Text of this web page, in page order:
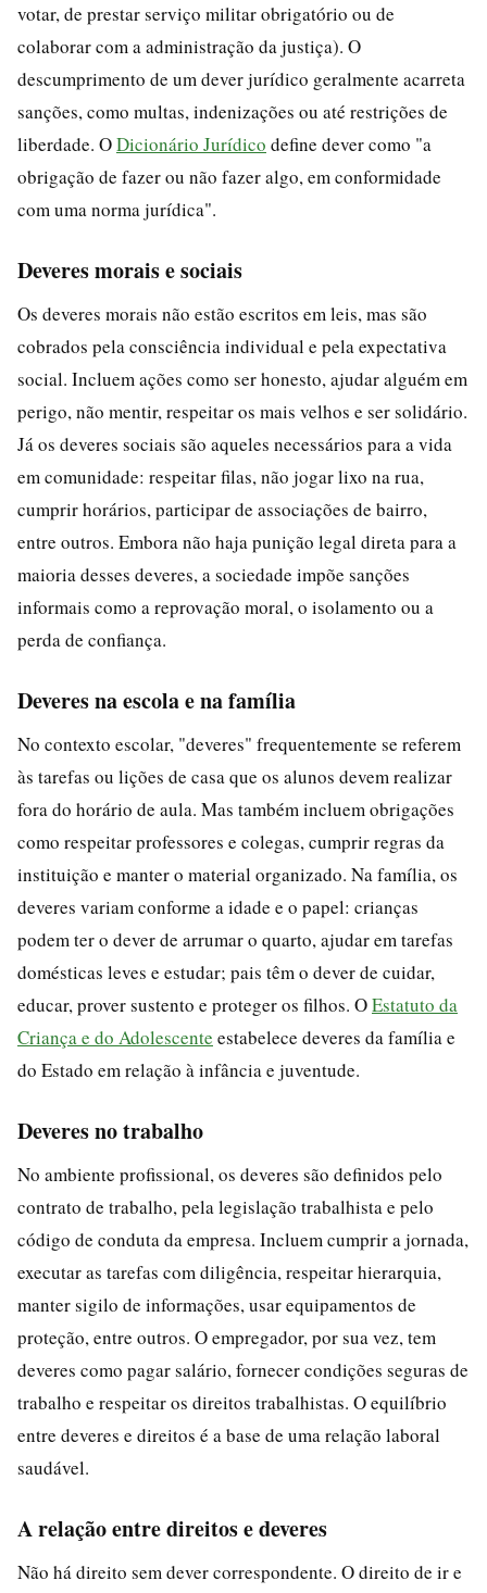
votar, de prestar serviço militar obrigatório ou de
colaborar com a administração da justiça). O
descumprimento de um dever jurídico geralmente acarreta
sanções, como multas, indenizações ou até restrições de
liberdade. ODicionário Jurídico define dever como "a
obrigação de fazer ou não fazer algo, em conformidade
com uma norma jurídica".
Deveres morais e sociais
Os deveres morais não estão escritos em leis, mas são
cobrados pela consciência individual e pela expectativa
social. Incluem ações como ser honesto, ajudar alguém em
perigo, não mentir, respeitar os mais velhos e ser solidário.
Já os deveres sociais são aqueles necessários para a vida
em comunidade: respeitar filas, não jogar lixo na rua,
cumprir horários, participar de associações de bairro,
entre outros. Embora não haja punição legal direta para a
maioria desses deveres, a sociedade impõe sanções
informais como a reprovação moral, o isolamento ou a
perda de confiança.
Deveres na escola e na família
No contexto escolar, "deveres" frequentemente se referem
às tarefas ou lições de casa que os alunos devem realizar
fora do horário de aula. Mas também incluem obrigações
como respeitar professores e colegas, cumprir regras da
instituição e manter o material organizado. Na família, os
deveres variam conforme a idade e o papel: crianças
podem ter o dever de arrumar o quarto, ajudar em tarefas
domésticas leves e estudar; pais têm o dever de cuidar,
educar, prover sustento e proteger os filhos. OEstatuto da
Criança e do Adolescente estabelece deveres da família e
do Estado em relação à infância e juventude.
Deveres no trabalho
No ambiente profissional, os deveres são definidos pelo
contrato de trabalho, pela legislação trabalhista e pelo
código de conduta da empresa. Incluem cumprir a jornada,
executar as tarefas com diligência, respeitar hierarquia,
manter sigilo de informações, usar equipamentos de
proteção, entre outros. O empregador, por sua vez, tem
deveres como pagar salário, fornecer condições seguras de
trabalho e respeitar os direitos trabalhistas. O equilíbrio
entre deveres e direitos é a base de uma relação laboral
saudável.
A relação entre direitos e deveres
Não há direito sem dever correspondente. O direito de ir e